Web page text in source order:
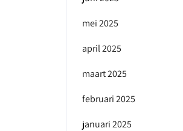
mei 2025
april 2025
maart 2025
februari 2025
januari 2025